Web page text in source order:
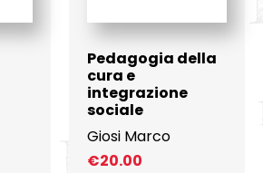
Pedagogia della
cura e
integrazione
sociale
Giosi Marco
€20.00